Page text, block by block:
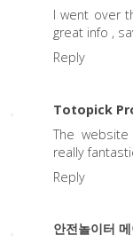
I went over
great info ,
Reply
Totopick
The
really
Reply
안전놀이터